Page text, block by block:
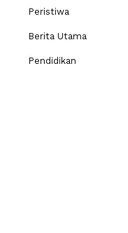
Peristiwa
Berita Utama
Pendidikan